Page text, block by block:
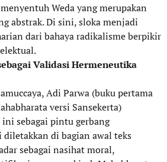
Weda yang merupakan
abstrak. Di sini, sloka menjadi
dari bahaya radikalisme berpikir
Validasi Hermeneutika
Adi Parwa (buku pertama
versi Sansekerta)
sebagai pintu gerbang
di bagian awal teks
sebagai nasihat moral,